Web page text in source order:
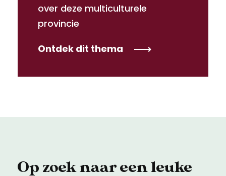
over deze multiculturele
provincie
Ontdek dit thema
Op zoek naar een leuke